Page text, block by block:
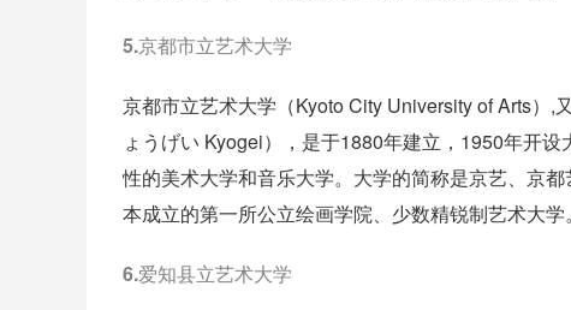
5.京都市立艺术大学
京都市立艺术大学（Kyoto City University of Arts）
ょうげい Kyogei），是于1880年建立，1950年开
性的美术大学和音乐大学。大学的简称是京艺、京
本成立的第一所公立绘画学院、少数精锐制艺术大学。
6.爱知县立艺术大学